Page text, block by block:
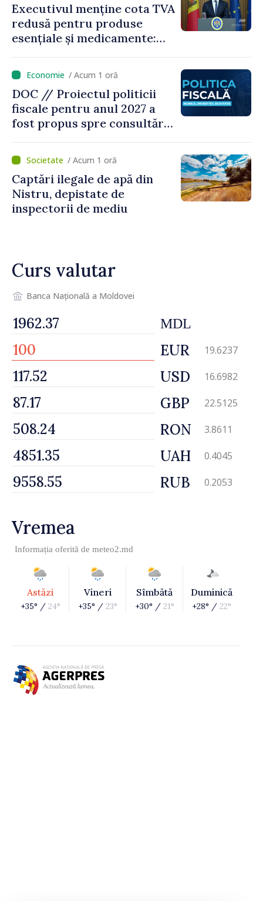
Executivul menține cota TVA
redusă pentru produse
esențiale și medicamente:
pe seama consumului de
bază al oamenilor”
/ Acum 1 oră
DOC // Proiectul politicii
fiscale pentru anul 2027 a
fost propus spre consultări
/ Acum 1 oră
Captări ilegale de apă din
Nistru, depistate de
inspectorii de mediu
Curs valutar
Banca Națională a Moldovei
MDL
EUR 19.6237
USD 16.6982
GBP 22.5125
RON 3.8611
UAH 0.4045
RUB 0.2053
Vremea
Informația oferită de meteo2.md
Astăzi
+35° / 24°
Vineri
+35° / 23°
Sîmbătă
+30° / 21°
Duminică
+28° / 22°